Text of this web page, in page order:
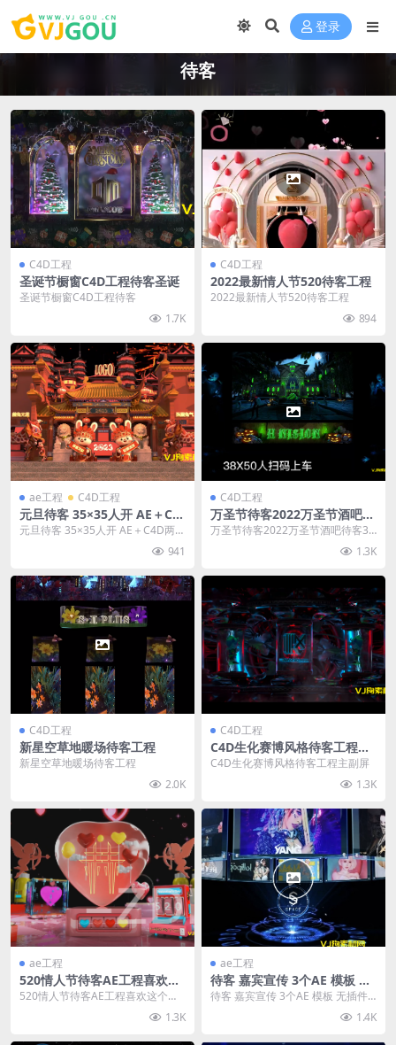
登录
待客
C4D工程
圣诞节橱窗C4D工程待客圣诞
圣诞节橱窗C4D工程待客
1.7K
C4D工程
2022最新情人节520待客工程
2022最新情人节520待客工程
894
ae工程 C4D工程
元旦待客 35×35人开 AE＋C4
D两个版本
元旦待客 35×35人开 AE＋C4D两个
941
C4D工程
万圣节待客2022万圣节酒吧待
客3D直播间待客小鬼直接间待
万圣节待客2022万圣节酒吧待客3D
1.3K
C4D工程
新星空草地暖场待客工程
新星空草地暖场待客工程
2.0K
C4D工程
C4D生化赛博风格待客工程主
副屏
C4D生化赛博风格待客工程主副屏
1.3K
ae工程
520情人节待客AE工程喜欢这
个的拿
520情人节待客AE工程喜欢这个的
1.3K
ae工程
待客 嘉宾宣传 3个AE 模板 无
插件
待客 嘉宾宣传 3个AE 模板 无插件
1.4K